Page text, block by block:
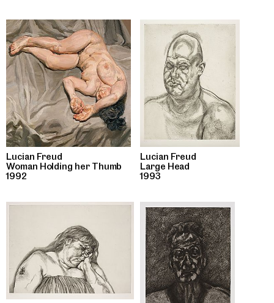
Lucian Freud
Woman Holding her Thumb
1992
Lucian Freud
Large Head
1993